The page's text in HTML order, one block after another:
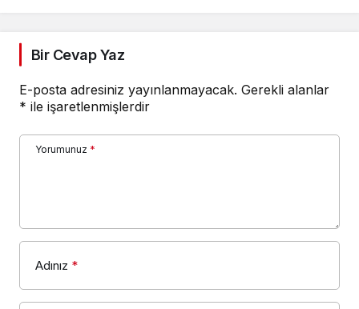
Bir Cevap Yaz
E-posta adresiniz yayınlanmayacak. Gerekli alanlar
* ile işaretlenmişlerdir
Yorumunuz *
Adınız *